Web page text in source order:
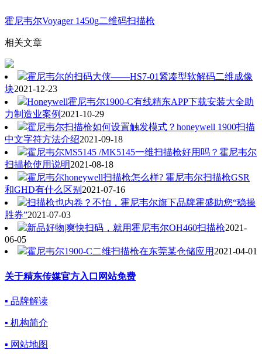
霍尼韦尔Voyager 1450g二维码扫描枪
相关文章
霍尼韦尔的扫码大侠——HS7-01紧凑型软解码二维成像
块2021-12-23
Honeywell霍尼韦尔1900-C有线精东APP下载安装大全助
力制造业案例 2021-10-29
霍尼韦尔扫描枪如何设置触发模式？honeywell 1900扫描
中文字符方法介绍2021-09-18
霍尼韦尔MS5145 /MK5145一维扫描枪好用吗？霍尼韦尔
扫描枪使用说明2021-08-18
霍尼韦尔honeywell扫描枪怎么样? 霍尼韦尔扫描枪GSR
和GHD有什么区别 2021-07-16
扫描枪也内卷？不怕，霍尼韦尔旗下品牌霍盛助您“稳操
胜券”2021-07-03
新品好物|爽快扫码，就用霍尼韦尔OH460扫描枪2021-
06-05
霍尼韦尔1900-C二维扫描枪在东莞某仓储应用 2021-04-01
关于精东传媒官方入口网站免费
▪ 品牌解读
▪ 机构简介
▪ 网站地图